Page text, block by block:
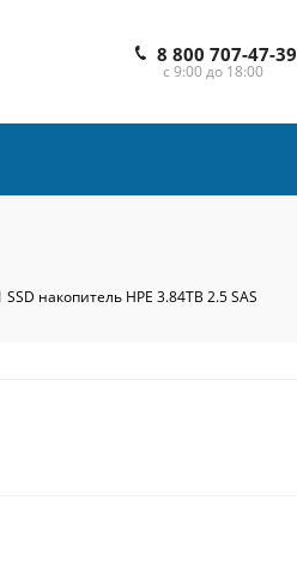
8 800 707-47-39
с 9:00 до 18:00
SSD накопитель HPE 3.84TB 2.5 SAS